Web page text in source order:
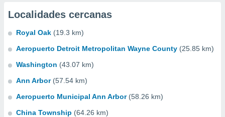
Localidades cercanas
Royal Oak (19.3 km)
Aeropuerto Detroit Metropolitan Wayne County (25.85 km)
Washington (43.07 km)
Ann Arbor (57.54 km)
Aeropuerto Municipal Ann Arbor (58.26 km)
China Township (64.26 km)